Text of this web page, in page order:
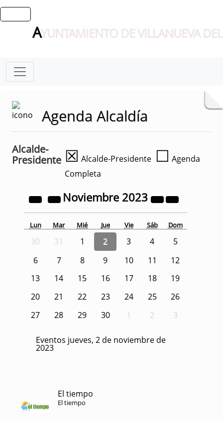
AYUNTAMIENTO DE VILLANUEVA
Agenda Alcaldía
Alcalde-
Presidente ☒ Alcalde-Presidente ☐ Agenda
Completa
Noviembre 2023
Lun Mar Mié Jue Vie Sáb Dom
30 31 1 2 3 4
5
6
7 8 9 10 11
12
13
14 15 16 17 18
19
20
21 22 23 24 25
26
27
28 29 30 1 2 3
Eventos jueves, 2 de noviembre de
2023
El tiempo
El tiempo